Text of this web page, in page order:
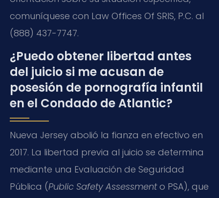
comuníquese con Law Offices Of SRIS, P.C. al
(888) 437-7747.
¿Puedo obtener libertad antes
del juicio si me acusan de
posesión de pornografía infantil
en el Condado de Atlantic?
Nueva Jersey abolió la fianza en efectivo en
2017. La libertad previa al juicio se determina
mediante una Evaluación de Seguridad
Pública (Public Safety Assessmento PSA), que